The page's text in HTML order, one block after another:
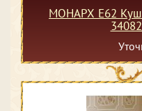
МОНАРХ Е62